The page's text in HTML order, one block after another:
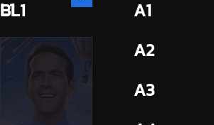
BL1
BL2
A1
A2
A3
L1